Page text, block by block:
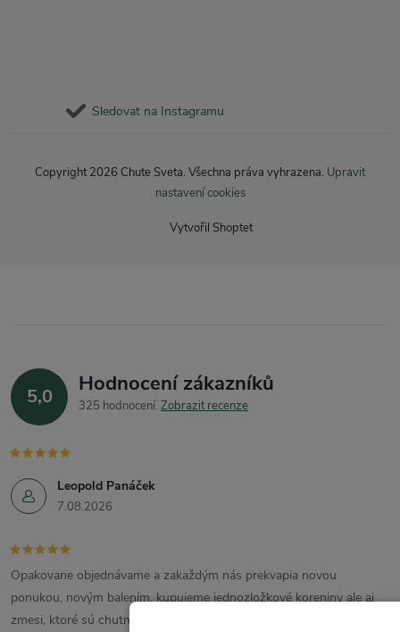
Sledovat na Instagramu
Vytvořil Shoptet
Copyright 2026 Chute Sveta. Všechna práva vyhrazena. Upravit
nastavení cookies
5,0 Hodnocení zákazníků
325 hodnocení Zobrazit recenze
Leopold Panáček
7.08.2026
Opakovane objednávame a zakaždým nás prekvapia novou
ponukou, novým balením. kupujeme jednozložkové koreniny ale aj
zmesi, ktoré sú chutné, voňavé. Balenie je estetické aj praktické,